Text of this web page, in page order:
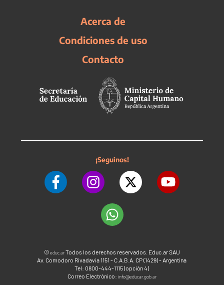
Acerca de
Condiciones de uso
Contacto
¡Seguinos!
©educ.arTodos los derechos reservados. Educ.ar SAU
Av. Comodoro Rivadavia 1151 - C.A.B.A. CP (1429) - Argentina
Tel: 0800-444-1115 (opción 4)
Correo Electrónico: info@educar.gob.ar